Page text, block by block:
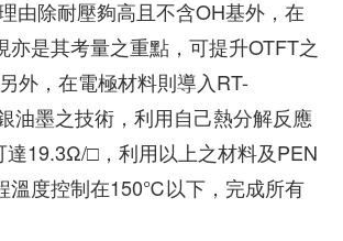
由除耐壓夠高且不含OH基外，在
亦是其考量之重點，可提升OTFT之
外，在電極材料則導入RT-
油墨之技術，利用自己熱分解反應
19.3Ω/□，利用以上之材料及PEN
溫度控制在150℃以下，完成所有